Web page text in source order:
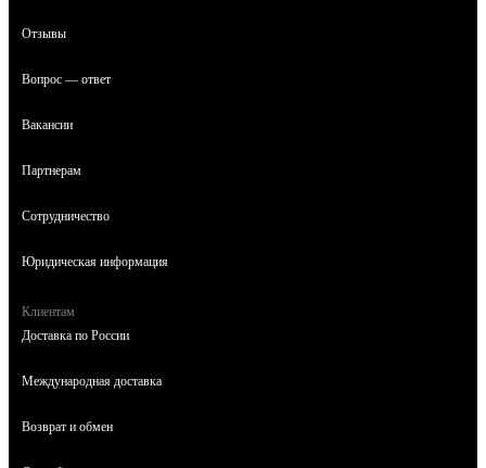
Отзывы
Вопрос — ответ
Вакансии
Партнерам
Сотрудничество
Юридическая информация
Клиентам
Доставка по России
Международная доставка
Возврат и обмен